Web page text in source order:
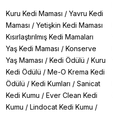
Kuru Kedi Maması / Yavru Kedi
Maması / Yetişkin Kedi Maması
Kısırlaştırılmış Kedi Mamaları
Yaş Kedi Maması / Konserve
Yaş Maması / Kedi Ödülü / Kuru
Kedi Ödülü / Me-O Krema Kedi
Ödülü / Kedi Kumları / Sanicat
Kedi Kumu / Ever Clean Kedi
Kumu / Lindocat Kedi Kumu /